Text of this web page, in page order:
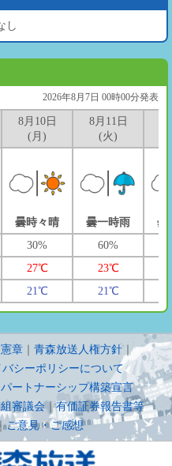
し
2026年8月7日 00時00分発表
8月10日
(月)
8月11日
(火)
曇時々晴 曇一時雨
曇
30% 60%
27℃ 23℃
21℃ 21℃
章 青森放送人権方針｜
シーポリシーについて
パートナーシップ構築宣言
審議会｜有価証券報告書等
ご意見・ご感想